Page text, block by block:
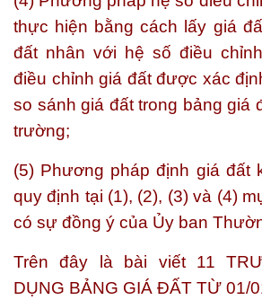
thực hiện bằng cách lấy giá
đất nhân với hệ số điều
điều chỉnh giá đất được xác
so sánh giá đất trong bảng giá
trường;
(5) Phương pháp định giá đất
quy định tại (1), (2), (3) và (4)
có sự đồng ý của Ủy ban
Trên đây là bài viết 11
DỤNG BẢNG GIÁ ĐẤT TỪ 01/